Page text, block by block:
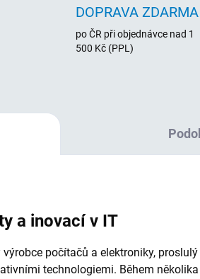
DOPRAVA ZDARMA
po ČR při objednávce nad 1
500 Kč (PPL)
a inovací v IT
počítačů a elektroniky, proslulý
technologiemi. Během